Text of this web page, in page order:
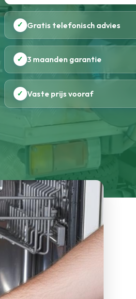
✓ Gratis telefonisch advies
✓ 3 maanden garantie
✓ Vaste prijs vooraf